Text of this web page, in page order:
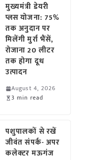
मुख्यमंत्री डेयरी
प्लस योजना: 75%
तक अनुदान पर
मिलेंगी मुर्रा भैंसें,
रोजाना 20 लीटर
तक होगा दूध
उत्पादन
August 4, 2026
3 min read
पशुपालकों से रखें
जीवंत संपर्क- अपर
कलेक्टर मऊगंज